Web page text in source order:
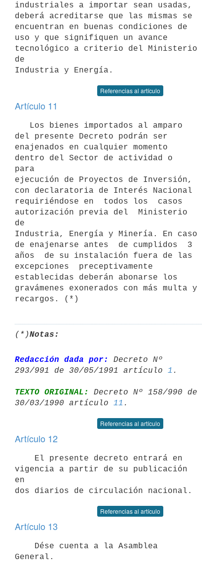
industriales a importar sean usadas,
deberá acreditarse que las mismas se
encuentran en buenas condiciones de
uso y que signifiquen un avance
tecnológico a criterio del Ministerio
de
Referencias al artículo
Artículo 11
del presente Decreto podrán ser
enajenados en cualquier momento
dentro del Sector de actividad o
para
ejecución de Proyectos de Inversión,
con declaratoria de Interés Nacional
requiriéndose en  todos los  casos
autorización previa del  Ministerio
de
Industria, Energía y Minería. En caso
de enajenarse antes  de cumplidos  3
años  de su instalación fuera de las
excepciones  preceptivamente
establecidas deberán abonarse los
gravámenes exonerados con más multa y
(*)Notas:
Redacción dada por:
Decreto Nº
293/991 de 30/05/1991 artículo 1
TEXTO ORIGINAL:
Decreto Nº 158/990 de
30/03/1990 artículo 11
Referencias al artículo
Artículo 12
vigencia a partir de su publicación
en
Referencias al artículo
Artículo 13